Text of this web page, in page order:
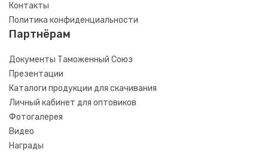
Контакты
Политика конфиденциальности
Партнёрам
Документы Таможенный Союз
Презентации
Каталоги продукции для скачивания
Личный кабинет для оптовиков
Фотогалерея
Видео
Награды